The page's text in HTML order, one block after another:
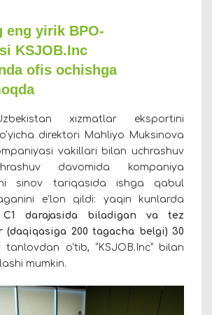
eng yirik BPO-
KSJOB.Inc
ofis ochishga
xizmatlar eksportini
direktori Mahliyo Muksinova
vakillari bilan uchrashuv
davomida kompaniya
sinov tariqasida ishga qabul
e’lon qildi: yaqin kunlarda
darajasida biladigan va tez
200 tagacha belgi) 30
tanlovdan o‘tib, “KSJOB.Inc” bilan
mumkin.